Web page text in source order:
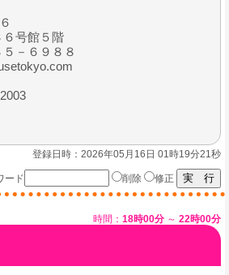
６号館５階
－６９８８
登録日時：2026年05月16日 01時19分21秒
ード
削除 修正
時間： 18時00分 ～ 22時00分